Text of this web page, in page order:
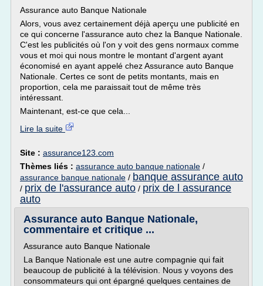
Assurance auto Banque Nationale
Alors, vous avez certainement déjà aperçu une publicité en
ce qui concerne l'assurance auto chez la Banque Nationale.
C'est les publicités où l'on y voit des gens normaux comme
vous et moi qui nous montre le montant d'argent ayant
économisé en ayant appelé chez Assurance auto Banque
Nationale. Certes ce sont de petits montants, mais en
proportion, cela me paraissait tout de même très
intéressant.
Maintenant, est-ce que cela...
Lire la suite
Site : assurance123.com
Thèmes liés : assurance auto banque nationale /
assurance banque nationale / banque assurance auto
/ prix de l'assurance auto / prix de l assurance
auto
Assurance auto Banque Nationale,
commentaire et critique ...
Assurance auto Banque Nationale
La Banque Nationale est une autre compagnie qui fait
beaucoup de publicité à la télévision. Nous y voyons des
consommateurs qui ont épargné quelques centaines de